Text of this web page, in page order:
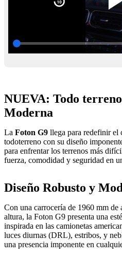
NUEVA: Todo
Moderna
La Foton G9 llega para redefinir el
todoterreno con su diseño
para enfrentar los terrenos más
fuerza, comodidad y seguridad en
Diseño Robusto y
Con una carrocería de 1960 mm
altura, la Foton G9 presenta una
inspirada en las camionetas
luces diurnas (DRL), estribos, y
una presencia imponente en